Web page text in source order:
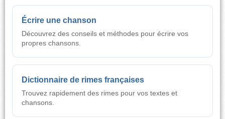
Écrire une chanson
Découvrez des conseils et méthodes pour écrire vos
propres chansons.
Dictionnaire de rimes françaises
Trouvez rapidement des rimes pour vos textes et
chansons.